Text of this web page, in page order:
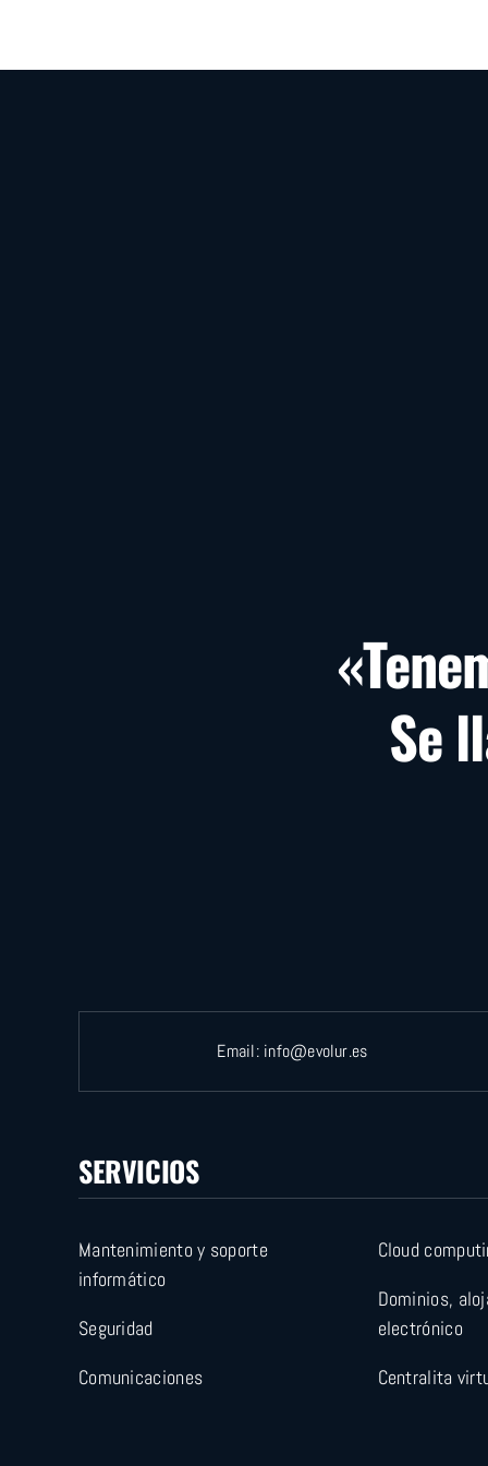
Se
Email: info@evolur.es
SERVICIOS
Mantenimiento y soporte
informático
Seguridad
Comunicaciones
Cloud
Dominios,
electrónico
Centralita